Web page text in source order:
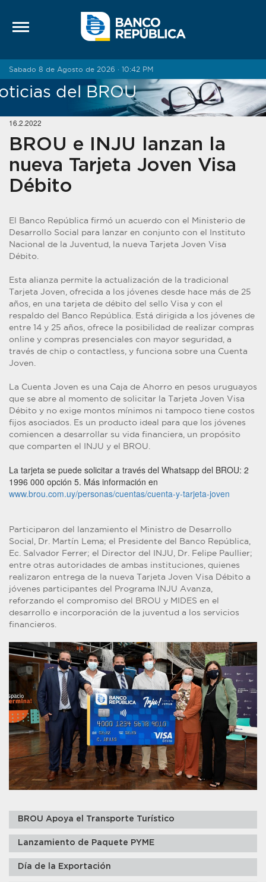
Sabado 8 de Agosto de 2026 · 10:42 PM
del BROU
16.2.2022
BROU e INJU lanzan la
nueva Tarjeta Joven Visa
Débito
El Banco República firmó un acuerdo con el Ministerio de
Desarrollo Social para lanzar en conjunto con el Instituto
Nacional de la Juventud, la nueva Tarjeta Joven Visa
Débito.
Esta alianza permite la actualización de la tradicional
Tarjeta Joven, ofrecida a los jóvenes desde hace más de 25
años, en una tarjeta de débito del sello Visa y con el
respaldo del Banco República. Está dirigida a los jóvenes de
entre 14 y 25 años, ofrece la posibilidad de realizar compras
online y compras presenciales con mayor seguridad, a
través de chip o contactless, y funciona sobre una Cuenta
Joven.
La Cuenta Joven es una Caja de Ahorro en pesos uruguayos
que se abre al momento de solicitar la Tarjeta Joven Visa
Débito y no exige montos mínimos ni tampoco tiene costos
fijos asociados. Es un producto ideal para que los jóvenes
comiencen a desarrollar su vida financiera, un propósito
que comparten el INJU y el BROU.
La tarjeta se puede solicitar a través del Whatsapp del BROU: 2
1996 000 opción 5. Más información en
www.brou.com.uy/personas/cuentas/cuenta-y-tarjeta-joven
Participaron del lanzamiento el Ministro de Desarrollo
Social, Dr. Martín Lema; el Presidente del Banco República,
Ec. Salvador Ferrer; el Director del INJU, Dr. Felipe Paullier;
entre otras autoridades de ambas instituciones, quienes
realizaron entrega de la nueva Tarjeta Joven Visa Débito a
jóvenes participantes del Programa INJU Avanza,
reforzando el compromiso del BROU y MIDES en el
desarrollo e incorporación de la juventud a los servicios
financieros.
BROU Apoya el Transporte Turístico
Lanzamiento de Paquete PYME
Día de la Exportación